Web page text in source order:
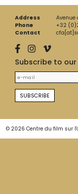
Address
Avenue
Phone
+32
Contact
Subscribe to
© 2026 Centre du film sur